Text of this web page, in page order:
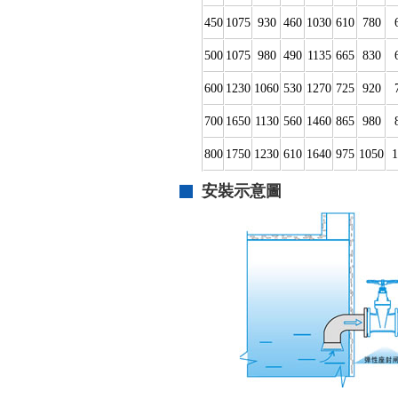
450 1075 930 460 1030 610 780
500 1075 980 490 1135 665 830
600 1230 1060 530 1270 725 920
700 1650 1130 560 1460 865 980
800 1750 1230 610 1640 975 1050
安裝示意圖